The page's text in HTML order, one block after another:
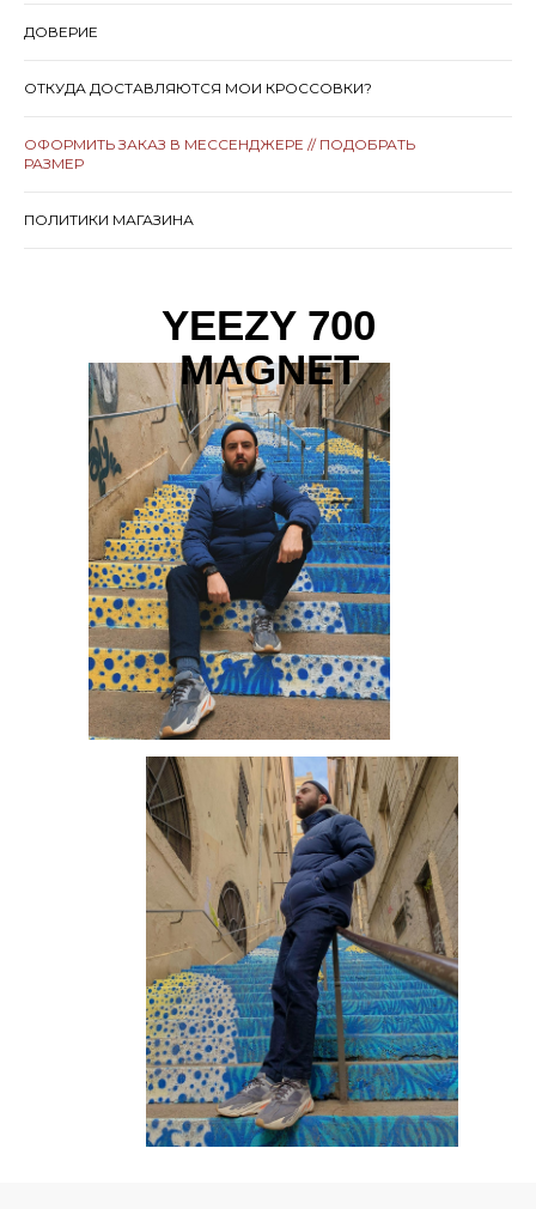
ДОВЕРИЕ
ОТКУДА ДОСТАВЛЯЮТСЯ МОИ КРОССОВКИ?
ОФОРМИТЬ ЗАКАЗ В МЕССЕНДЖЕРЕ // ПОДОБРАТЬ
РАЗМЕР
ПОЛИТИКИ МАГАЗИНА
YEEZY 700
MAGNET